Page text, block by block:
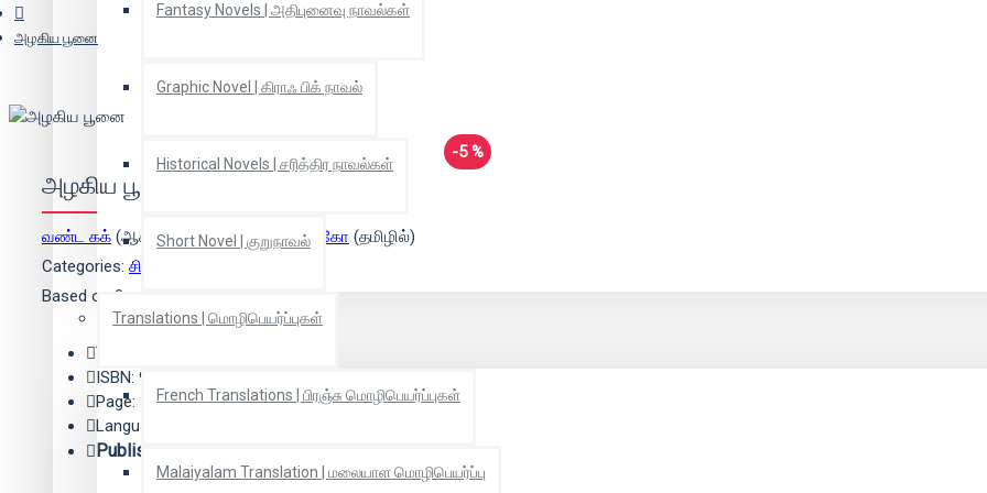
Fantasy Novels | அதிபுனைவு நாவல்கள்
Graphic Novel | கிராஃ பிக் நாவல்
Historical Novels | சரித்திர நாவல்கள்
Short Novel | குறுநாவல்
Translations | மொழிபெயர்ப்புகள்
French Translations | பிரஞ்சு மொழிபெயர்ப்புகள்
Malaiyalam Translation | மலையாள மொழிபெயர்ப்பு
அழகிய பூனை
-5 %
அழகிய பூனை
வண்ட கக் (ஆசிரியர்),கொ.மா.கோ.இளங்கோ (தமிழில்)
Categories: சிறுவர் கதை
Based on 0 reviews.
Year: 2015
ISBN: 9789685377587
Page: 31
Language: தமிழ்
Publisher: